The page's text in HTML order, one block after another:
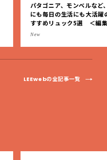
パタゴニア、モンベルなど
にも毎日の生活にも大活躍
すすめリュック5選 ＜編
レクト＞【LEEマルシェ】
New
LEEwebの全記事一覧